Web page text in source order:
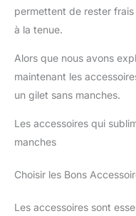
diverses autres occasions
professionnelles et
père et vos amis, pour
Saint-Valentin,
【Convient à de
professionnels, les
les concerts de
cérémonies de
occasions
permettent de rester
à la tenue.
Alors que nous avons
maintenant les
un gilet sans manches.
Les accessoires qui
manches
Choisir les Bons
Les accessoires sont